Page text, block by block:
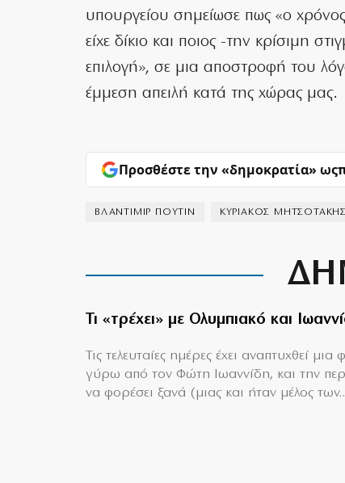
υπουργείου σημείωσε πως «ο
είχε δίκιο και ποιος -την κρίσιμη
επιλογή», σε μια αποστροφή του
έμμεση απειλή κατά της χώρας μας.
Προσθέστε την «δημοκρατία» ως
ΒΛΑΝΤΙΜΙΡ ΠΟΥΤΙΝ ΚΥΡΙΑΚΟΣ ΜΗΤΣΟΤΑΚΗΣ
Τι «τρέχει» με Ολυμπιακό και
Τις τελευταίες ημέρες έχει αναπτυχθεί μια
γύρω από τον Φώτη Ιωαννίδη, και την
να φορέσει ξανά (μιας και ήταν μέλος